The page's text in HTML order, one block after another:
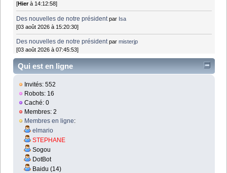
[Hierà 14:12:58]
Des nouvelles de notre président par Isa
[03 août 2026 à 15:20:30]
Des nouvelles de notre président parmisterjp
[03 août 2026 à 07:45:53]
Qui est en ligne
Invités: 552
Robots: 16
Caché: 0
Membres: 2
Membres en ligne:
elmario
STEPHANE
Sogou
DotBot
Baidu (14)